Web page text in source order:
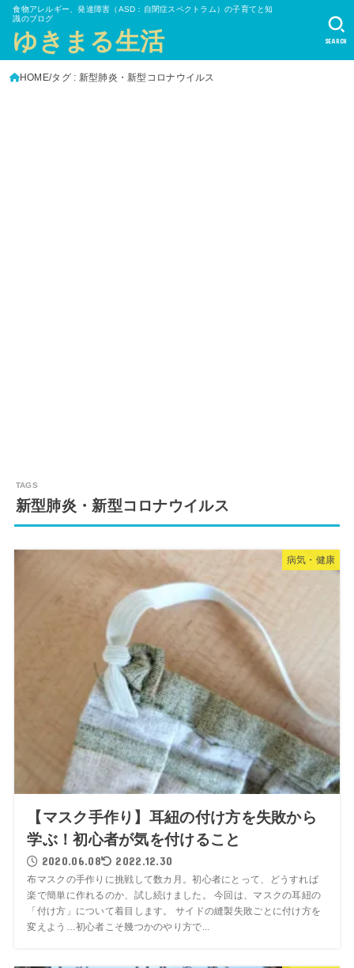
食物アレルギー、発達障害（ASD：自閉症スペクトラム）の子育てと知
識のブログ
ゆきまる生活 SEARCH
HOME タグ : 新型肺炎・新型コロナウイルス
新型肺炎・新型コロナウイルス
病気・健康
【マスク手作り】耳紐の付け方を失敗から
学ぶ！初心者が気を付けること
2020.06.08 2022.12.30
布マスクの手作りに挑戦して数カ月。初心者にとって、どうすれば
楽で簡単に作れるのか、試し続けました。 今回は、マスクの耳紐の
「付け方」について着目します。 サイドの縫製失敗ごとに付け方を
変えよう…初心者こそ幾つかのやり方で...